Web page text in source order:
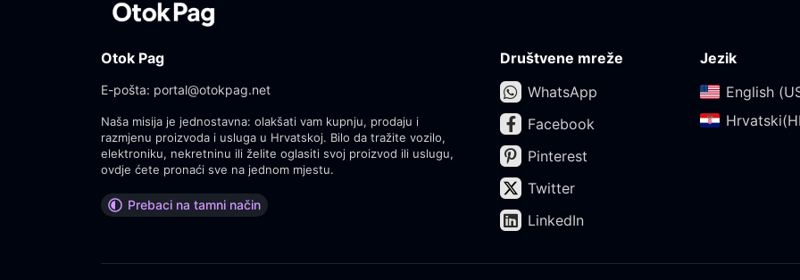
Otok Pag
E-pošta: portal@otokpag.net
Naša misija je jednostavna: olakšati vam kupnju, prodaju i
razmjenu proizvoda i usluga u Hrvatskoj. Bilo da tražite vozilo,
elektroniku, nekretninu ili želite oglasiti svoj proizvod ili uslugu,
ovdje ćete pronaći sve na jednom mjestu.
Prebaci na tamni način
Društvene mreže
WhatsApp
Facebook
Pinterest
Twitter
LinkedIn
Jezik
English